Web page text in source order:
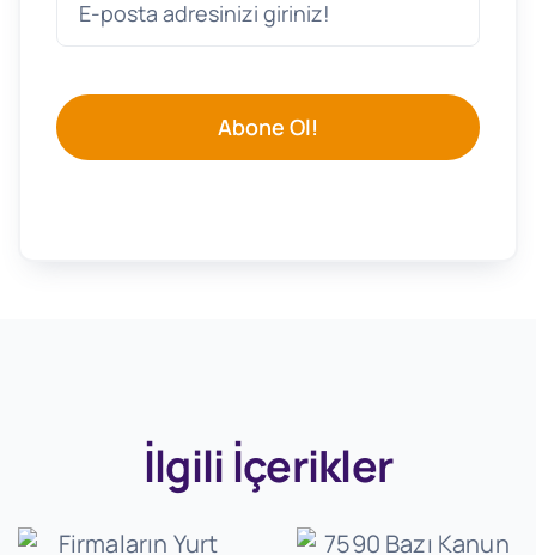
Abone Ol!
İlgili İçerikler